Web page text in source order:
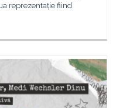
reprezentație fiind